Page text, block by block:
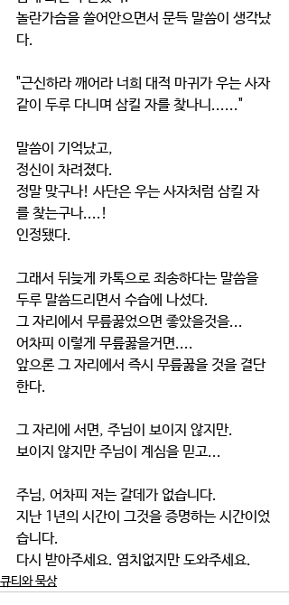
놀란가슴을 쓸어안으면서 문득 말씀이 생각났
다.
"근신하라 깨어라 너희 대적 마귀가 우는 사자
같이 두루 다니며 삼킬 자를 찾나니......"
말씀이 기억났고,
정신이 차려졌다.
정말 맞구나! 사단은 우는 사자처럼 삼킬 자
를 찾는구나....!
인정됐다.
그래서 뒤늦게 카톡으로 죄송하다는 말씀을
두루 말씀드리면서 수습에 나섰다.
그 자리에서 무릎꿇었으면 좋았을것을...
어차피 이렇게 무릎꿇을거면....
앞으론 그 자리에서 즉시 무릎꿇을 것을 결단
한다.
그 자리에 서면, 주님이 보이지 않지만.
보이지 않지만 주님이 계심을 믿고...
주님, 어차피 저는 갈데가 없습니다.
지난 1년의 시간이 그것을 증명하는 시간이었
습니다.
다시 받아주세요. 염치없지만 도와주세요.
큐티와 묵상